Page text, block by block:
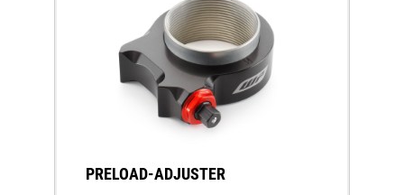
PRELOAD-ADJUSTER